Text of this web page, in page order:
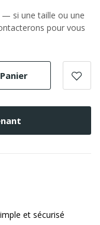
— si une taille ou une
pour vous
et sécurisé